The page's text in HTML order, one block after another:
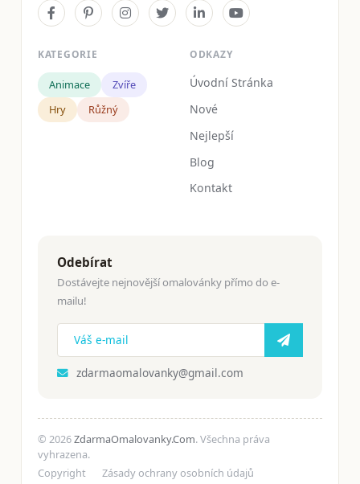
KATEGORIE
Animace
Zvíře
Hry
Růžný
ODKAZY
Úvodní Stránka
Nové
Nejlepší
Blog
Kontakt
Odebírat
Dostávejte nejnovější omalovánky přímo do e-
mailu!
zdarmaomalovanky@gmail.com
© 2026ZdarmaOmalovanky.Com. Všechna práva
vyhrazena.
Copyright
Zásady ochrany osobních údajů